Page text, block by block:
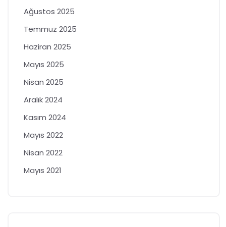
Ağustos 2025
Temmuz 2025
Haziran 2025
Mayıs 2025
Nisan 2025
Aralık 2024
Kasım 2024
Mayıs 2022
Nisan 2022
Mayıs 2021